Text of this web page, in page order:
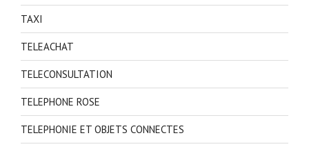
TAXI
TELEACHAT
TELECONSULTATION
TELEPHONE ROSE
TELEPHONIE ET OBJETS CONNECTES